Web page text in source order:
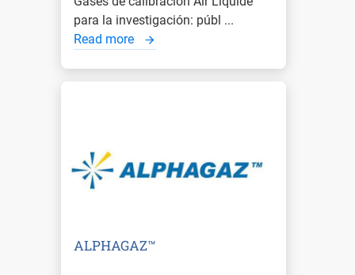
para la investigación: públ ...
Read more
ALPHAGAZ™